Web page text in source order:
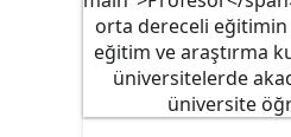
sorumluluğunu